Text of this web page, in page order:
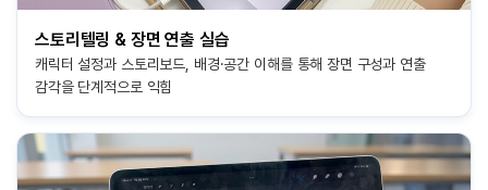
스토리텔링 & 장면 연출 실습
캐릭터 설정과 스토리보드, 배경·공간 이해를 통해장면 구성과 연출
감각을 단계적으로 익힘